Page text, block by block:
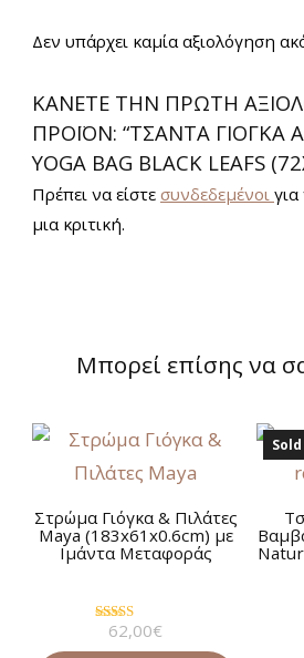
Δεν υπάρχει καμία αξιολόγηση
ΚΆΝΕΤΕ ΤΗΝ ΠΡΏΤΗ
ΠΡΟΪΌΝ: “ΤΣΆΝΤΑ ΓΙΌΓΚΑ
YOGA BAG BLACK LEAFS
Πρέπει να είστε συνδεδεμένοι
μια κριτική.
Μπορεί επίσης να
Στρώμα Γιόγκα & Πιλάτες
Maya (183x61x0.6cm) με
Ιμάντα Μεταφοράς
Βαθμολογήθηκε
με
62,00€